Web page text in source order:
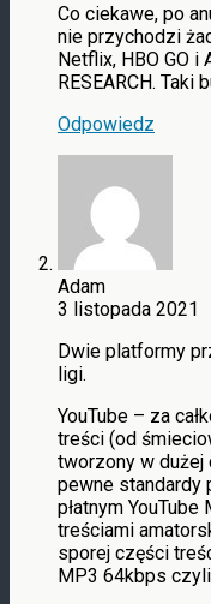
Co ciekawe, po
nie przychodzi
Netflix, HBO GO
RESEARCH. Taki
Odpowiedz
Adam
3 listopada 2021
Dwie platformy
ligi.
YouTube – za
treści (od
tworzony w dużej
pewne standardy
płatnym
treściami
sporej części
MP3 64kbps